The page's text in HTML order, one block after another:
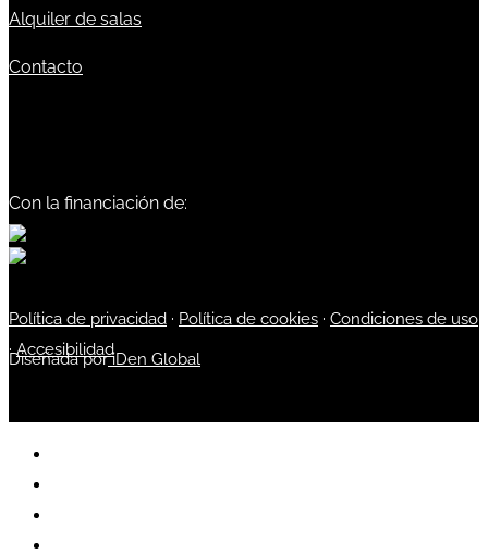
Alquiler de salas
Contacto
Con la financiación de:
Política de privacidad · Política de cookies · Condiciones de uso
·Accesibilidad
Diseñada poriDen Global